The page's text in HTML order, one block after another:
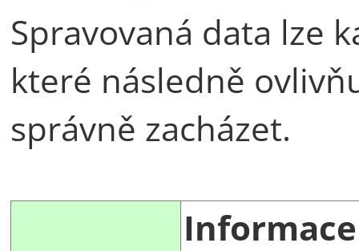
Spravovaná data lze
které následně
správně zacházet.